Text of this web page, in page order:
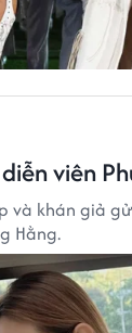
viên
và khán giả
Hằng.